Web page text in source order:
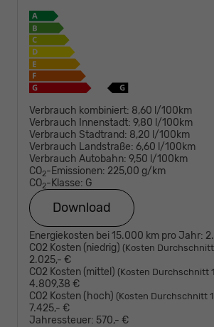
Verbrauch kombiniert: 8,60 l/100km
Verbrauch Innenstadt: 9,80 l/100km
Verbrauch Stadtrand: 8,20 l/100km
Verbrauch Landstraße: 6,60 l/100km
Verbrauch Autobahn: 9,50 l/100km
CO2-Emissionen: 225,00 g/km
CO2-Klasse: G
Download
Energiekosten bei 15.000 km pro Jahr:
CO2 Kosten (niedrig) (Kosten
2.025,- €
CO2 Kosten (mittel) (Kosten Durchschnitt
4.809,38 €
CO2 Kosten (hoch) (Kosten Durchschnitt
7.425,- €
Jahressteuer: 570,- €